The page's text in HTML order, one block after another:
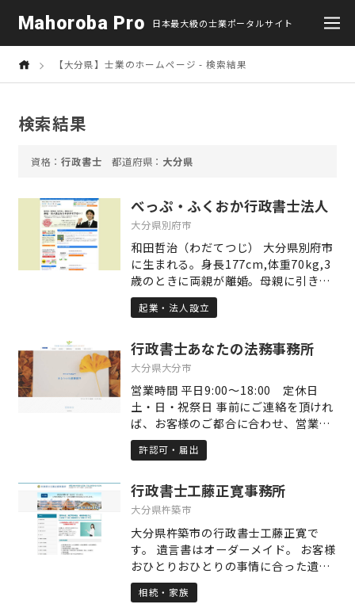
Mahoroba Pro 日本最大級の士業ポータルサイト
【大分県】士業のホームページ - 検索結果
検索結果
行政書士 大分県
べっぷ・ふくおか行政書士法人
大分県別府市
和田哲治（わだてつじ） 大分県別府市
に生まれる。身長177cm,体重70kg,3
歳のときに両親が離婚。母親に引き取
られる。小3のときに新聞配達を経験,
小5で暗算2級を取得、高校時代はアル
JUN SKY WALKER(S)のコピーバンド
としてベース、ピアノを担当。大分
ブ活動をしてテレビにも出演。 大学は
福岡大学経済学部経済学科へ入学、大
相撲九州場所の警備など様々なアルバ
イトを経験。奨学金とバイト代で仕送
りを一切もらわず食いつなぐ。大学時
代に行政書士・日商簿記２級・高校教
員免許を取得。 その後、進路について
悩むが何とか福岡の財団法人に就職。
福岡で働いたあと、故郷の別府に戻
る。別府の病院で事務を経験し、パソ
コン検定2級取得、自分の人生のすべ
てを賭けて行政書士として開業。申請
取次行政書士（外国人手続き）の資格
起業・法人設立
行政書士あなたの法務事務所
大分県大分市
営業時間 平日9:00～18:00 定休日
土・日・祝祭日 事前にご連絡を頂けれ
ば、お客様のご都合に合わせ、営業時
間外でのご相談にも対応致します。 お
問い合わせいただければ、多種多様な
させていただきますのでどんな小さな
ことでもお気軽にご相談ください。 親
身近な相談役でありつづけることをお
約束致します。
許認可・届出
行政書士工藤正寛事務所
大分県杵築市
大分県杵築市の行政書士工藤正寛で
す。 遺言書はオーダーメイド。 お客様
おひとりおひとりの事情に合った遺言
書作成のお手伝いをいたします。 また
難しい相続手続きもおまかせくださ
相続・家族